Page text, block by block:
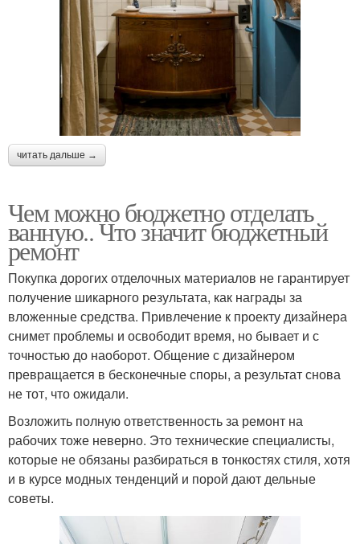
читать дальше →
Чем можно бюджетно отделать
ванную.. Что значит бюджетный
ремонт
Покупка дорогих отделочных материалов не гарантирует
получение шикарного результата, как награды за
вложенные средства. Привлечение к проекту дизайнера
снимет проблемы и освободит время, но бывает и с
точностью до наоборот. Общение с дизайнером
превращается в бесконечные споры, а результат снова
не тот, что ожидали.
Возложить полную ответственность за ремонт на
рабочих тоже неверно. Это технические специалисты,
которые не обязаны разбираться в тонкостях стиля, хотя
и в курсе модных тенденций и порой дают дельные
советы.